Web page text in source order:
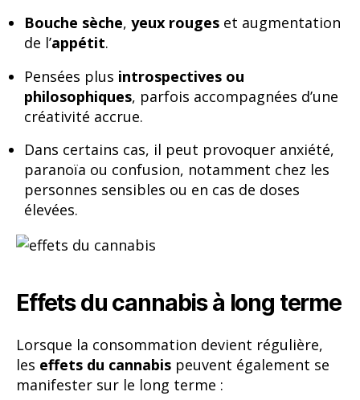
Bouche sèche, yeux rouges et augmentation
de l’appétit.
Pensées plus introspectives ou
philosophiques, parfois accompagnées d’une
créativité accrue.
Dans certains cas, il peut provoquer anxiété,
paranoïa ou confusion, notamment chez les
personnes sensibles ou en cas de doses
élevées.
Effets du cannabis à long terme
Lorsque la consommation devient régulière,
les effets du cannabis peuvent également se
manifester sur le long terme :